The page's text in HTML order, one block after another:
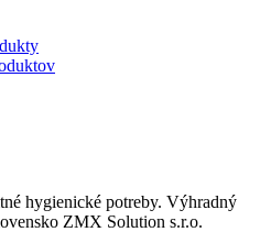
hygienické potreby. Výhradný
ZMX Solution s.r.o.